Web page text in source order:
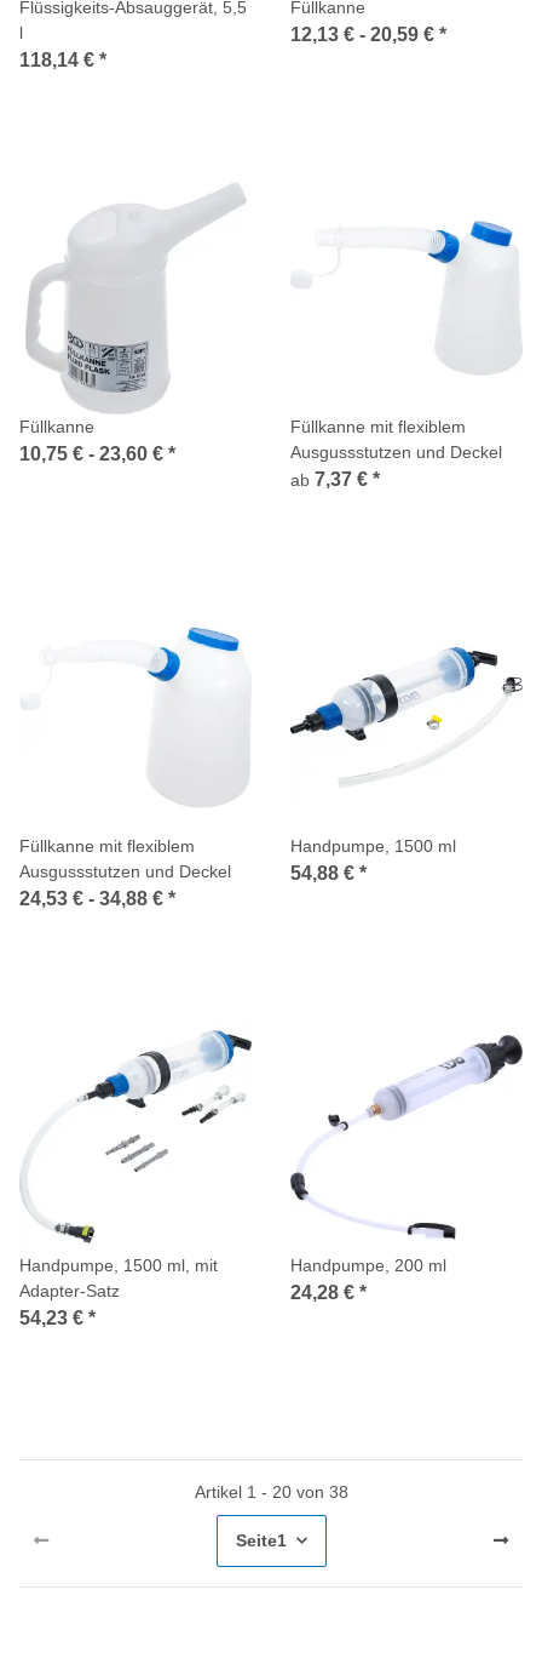
Flüssigkeits-Absauggerät, 5,5
l
118,14 € *
Füllkanne
12,13 € - 20,59 € *
Füllkanne
10,75 € - 23,60 € *
Füllkanne mit flexiblem
Ausgussstutzen und Deckel
ab 7,37 € *
Füllkanne mit flexiblem
Ausgussstutzen und Deckel
24,53 € - 34,88 € *
Handpumpe, 1500 ml
54,88 € *
Handpumpe, 1500 ml, mit
Adapter-Satz
54,23 € *
Handpumpe, 200 ml
24,28 € *
Artikel 1 - 20 von 38
Seite1